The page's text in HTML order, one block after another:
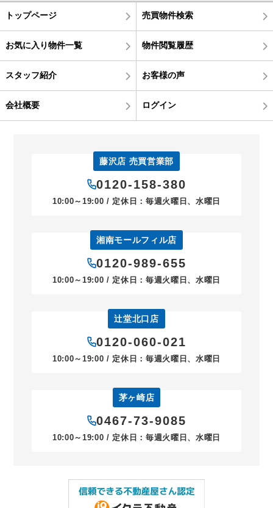
トップページ 売買物件検索
お気に入り物件一覧 物件閲覧履歴
スタッフ紹介 お客様の声
会社概要 ログイン
藤沢店 売買営業部
0120-158-380
10:00～19:00 / 定休日：毎週火曜日、水曜日
湘南モールフィル店
0120-989-655
10:00～19:00 / 定休日：毎週火曜日、水曜日
辻堂北口店
0120-060-021
10:00～19:00 / 定休日：毎週火曜日、水曜日
茅ヶ崎店
0467-73-9085
10:00～19:00 / 定休日：毎週火曜日、水曜日